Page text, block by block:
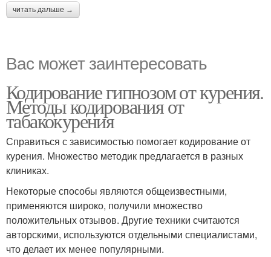
читать дальше →
Вас может заинтересовать
Кодирование гипнозом от курения.
Методы кодирования от
табакокурения
Справиться с зависимостью помогает кодирование от
курения. Множество методик предлагается в разных
клиниках.
Некоторые способы являются общеизвестными,
применяются широко, получили множество
положительных отзывов. Другие техники считаются
авторскими, используются отдельными специалистами,
что делает их менее популярными.